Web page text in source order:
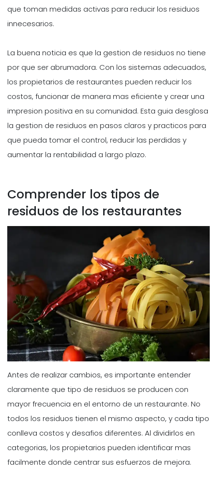
que toman medidas activas para reducir los residuos
innecesarios.
La buena noticia es que la gestion de residuos no tiene
por que ser abrumadora. Con los sistemas adecuados,
los propietarios de restaurantes pueden reducir los
costos, funcionar de manera mas eficiente y crear una
impresion positiva en su comunidad. Esta guia desglosa
la gestion de residuos en pasos claros y practicos para
que pueda tomar el control, reducir las perdidas y
aumentar la rentabilidad a largo plazo.
Comprender los tipos de
residuos de los restaurantes
Antes de realizar cambios, es importante entender
claramente que tipo de residuos se producen con
mayor frecuencia en el entorno de un restaurante. No
todos los residuos tienen el mismo aspecto, y cada tipo
conlleva costos y desafios diferentes. Al dividirlos en
categorias, los propietarios pueden identificar mas
facilmente donde centrar sus esfuerzos de mejora.